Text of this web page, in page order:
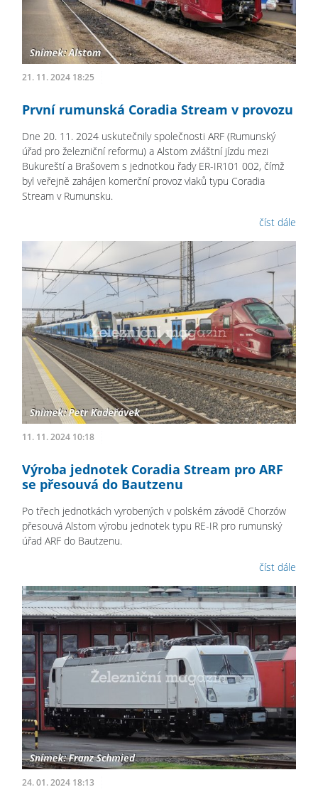
21. 11. 2024 18:25
První rumunská Coradia Stream v provozu
Dne 20. 11. 2024 uskutečnily společnosti ARF (Rumunský
úřad pro železniční reformu) a Alstom zvláštní jízdu mezi
Bukureští a Brašovem s jednotkou řady ER-IR101 002, čímž
byl veřejně zahájen komerční provoz vlaků typu Coradia
Stream v Rumunsku.
číst dále
11. 11. 2024 10:18
Výroba jednotek Coradia Stream pro ARF
se přesouvá do Bautzenu
Po třech jednotkách vyrobených v polském závodě Chorzów
přesouvá Alstom výrobu jednotek typu RE-IR pro rumunský
úřad ARF do Bautzenu.
číst dále
24. 01. 2024 18:13